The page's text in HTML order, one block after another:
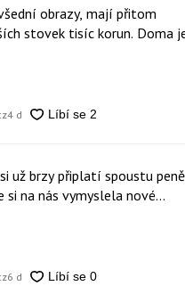
obrazy, mají přitom
stovek tisíc korun. Doma
4 d
už brzy připlatí spoustu
si na nás vymyslela nové
6 d